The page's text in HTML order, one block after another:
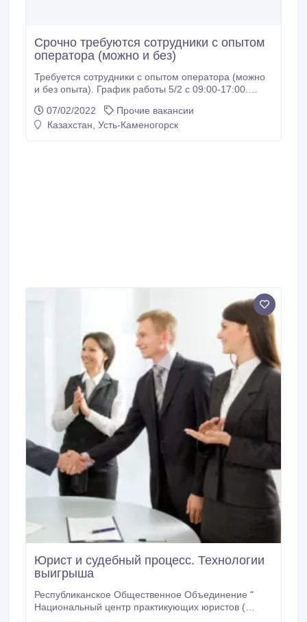
Срочно требуются сотрудники с опытом
оператора (можно и без)
Требуется сотрудники с опытом оператора (можно
и без опыта). График работы 5/2 с 09:00-17:00.
07/02/2022
Прочие вакансии
Казахстан, Усть-Каменогорск
Юрист и судебный процесс. Технологии
выигрыша
Республиканское Общественное Объединение "
Национальный центр практикующих юристов (